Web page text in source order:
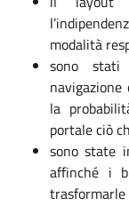
modalità
sono
la
portale ciò
sono state
affinché i
trasformarle